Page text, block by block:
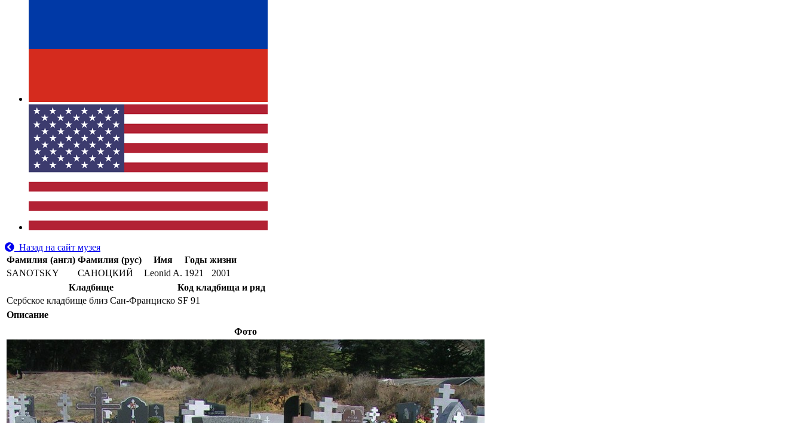
Назад на сайт музея
Фамилия (англ) Фамилия (рус) Имя
Годы жизни
SANOTSKY
САНОЦКИЙ Leonid A. 1921
2001
Кладбище
Код кладбища и ряд
Сербское кладбище близ Сан-Франциско SF 91
Описание
Фото